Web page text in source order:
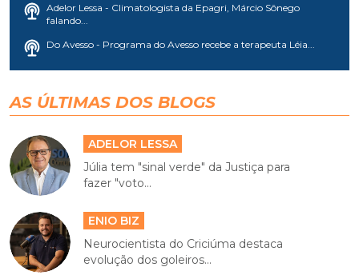
Adelor Lessa - Climatologista da Epagri, Márcio Sônego
falando...
Do Avesso - Programa do Avesso recebe a terapeuta Léia...
AS ÚLTIMAS DOS BLOGS
ADELOR LESSA
Júlia tem "sinal verde" da Justiça para
fazer "voto...
ENIO BIZ
Neurocientista do Criciúma destaca
evolução dos goleiros...